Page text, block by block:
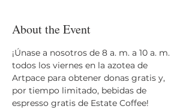
About the Event
¡Únase a nosotros de 8 a. m. a 10 a. m.
todos los viernes en la azotea de
Artpace para obtener donas gratis y,
por tiempo limitado, bebidas de
espresso gratis de Estate Coffee!